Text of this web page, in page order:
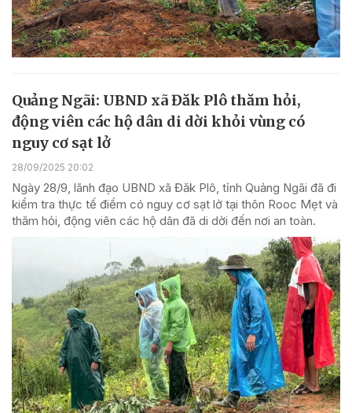
Quảng Ngãi: UBND xã Đăk Plô thăm hỏi,
động viên các hộ dân di dời khỏi vùng có
nguy cơ sạt lở
28/09/2025 20:02
Ngày 28/9, lãnh đạo UBND xã Đăk Plô, tỉnh Quảng Ngãi đã đi
kiểm tra thực tế điểm có nguy cơ sạt lở tại thôn Rooc Mẹt và
thăm hỏi, động viên các hộ dân đã di dời đến nơi an toàn.